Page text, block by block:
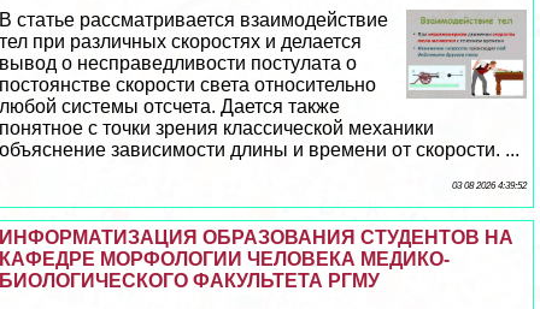
В статье рассматривается взаимодействие
тел при различных скоростях и делается
вывод о несправедливости постулата о
постоянстве скорости света относительно
любой системы отсчета. Дается также
понятное с точки зрения классической механики
объяснение зависимости длины и времени от скорости. ...
03 08 2026 4:39:52
ИНФОРМАТИЗАЦИЯ ОБРАЗОВАНИЯ СТУДЕНТОВ НА
КАФЕДРЕ МОРФОЛОГИИ ЧЕЛОВЕКА МЕДИКО-
БИОЛОГИЧЕСКОГО ФАКУЛЬТЕТА РГМУ